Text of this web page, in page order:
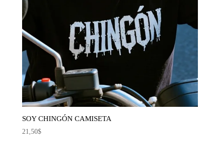
SOY CHINGÓN CAMISETA
21,50$